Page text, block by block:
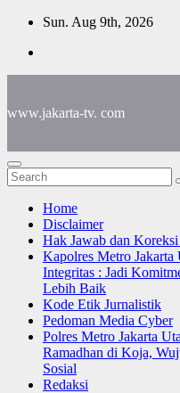
Skip
content
Sun. Aug 9th, 2026
www.jakarta-tv. com
Home
Disclaimer
Hak Jawab dan
Kapolres Metro Jakarta
Integritas : Jadi
Lebih Baik
Kode Etik Jurnalistik
Pedoman Media Cyber
Polres Metro Jakarta
Ramadhan di Koja,
Sosial
Redaksi